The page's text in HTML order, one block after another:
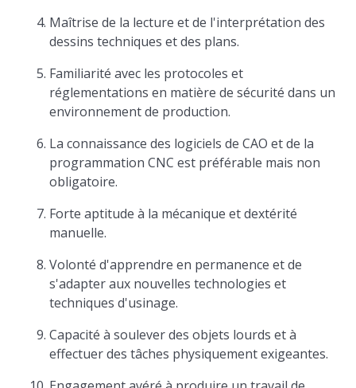
Maîtrise de la lecture et de l'interprétation des
dessins techniques et des plans.
Familiarité avec les protocoles et
réglementations en matière de sécurité dans un
environnement de production.
La connaissance des logiciels de CAO et de la
programmation CNC est préférable mais non
obligatoire.
Forte aptitude à la mécanique et dextérité
manuelle.
Volonté d'apprendre en permanence et de
s'adapter aux nouvelles technologies et
techniques d'usinage.
Capacité à soulever des objets lourds et à
effectuer des tâches physiquement exigeantes.